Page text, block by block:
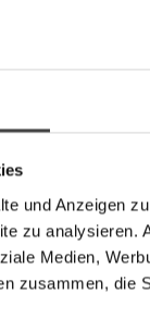
und Anzeigen
zu
Medien,
zusammen, die